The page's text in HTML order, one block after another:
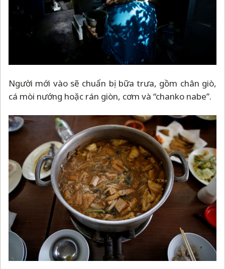
Người mới vào sẽ chuẩn bị bữa trưa, gồm chân giò,
cá mòi nướng hoặc rán giòn, cơm và “chanko nabe”.